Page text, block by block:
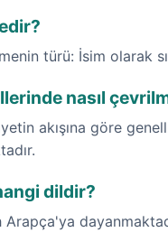
türü: İsim olarak
nasıl
akışına göre
dildir?